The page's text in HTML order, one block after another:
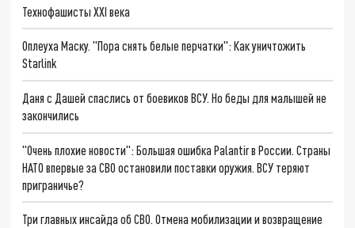
Технофашисты XXI века
Оплеуха Маску. "Пора снять белые перчатки": Как уничтожить
Starlink
Даня с Дашей спаслись от боевиков ВСУ. Но беды для малышей не
закончились
"Очень плохие новости": Большая ошибка Palantir в России. Страны
НАТО впервые за СВО остановили поставки оружия. ВСУ теряют
приграничье?
Три главных инсайда об СВО. Отмена мобилизации и возвращение